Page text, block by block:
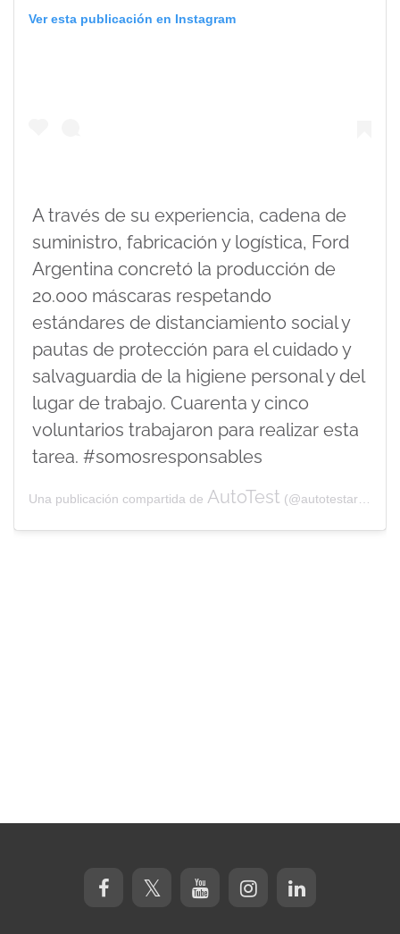
Ver esta publicación en Instagram
A través de su experiencia, cadena de
suministro, fabricación y logística, Ford
Argentina concretó la producción de
20.000 máscaras respetando
estándares de distanciamiento social y
pautas de protección para el cuidado y
salvaguardia de la higiene personal y del
lugar de trabajo. Cuarenta y cinco
voluntarios trabajaron para realizar esta
tarea. #somosresponsables
Una publicación compartida de AutoTest (@autotestarg) el